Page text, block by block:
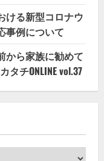
ける新型コロナウ
事例について
から家族に勧めて
チONLINE vol.37